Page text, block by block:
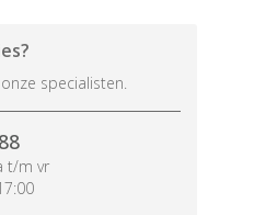
specialisten.
t/m vr